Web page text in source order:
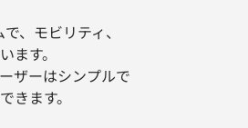
、モビリティ、
ます。
ザーはシンプルで
きます。